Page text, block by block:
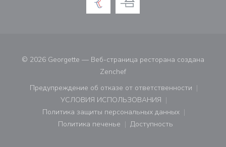
© 2026 Georgette — Веб-страница ресторана создана
Zenchef((открывается в новом окне))
Предупреждение об отказе от ответственности
((открывается в новом окне))
УСЛОВИЯ ИСПОЛЬЗОВАНИЯ
((открывается в новом окне))
Политика защиты персональных данных
((открывается в новом окне))
Политика печенье
((открывается в новом окне))
Доступность
((открывается в